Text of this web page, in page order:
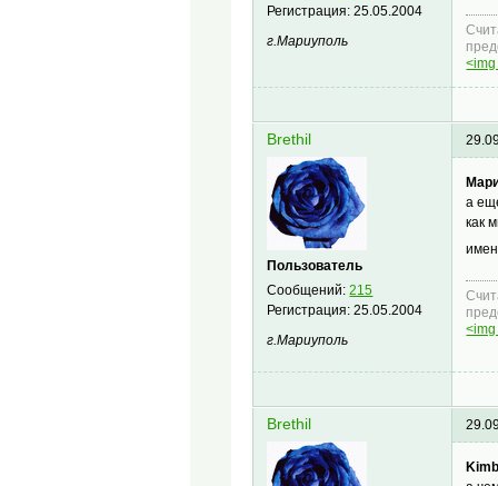
Регистрация:25.05.2004
г.Мариуполь
Brethil
Пользователь
Сообщений:215
Регистрация:25.05.2004
г.Мариуполь
а
как
Brethil